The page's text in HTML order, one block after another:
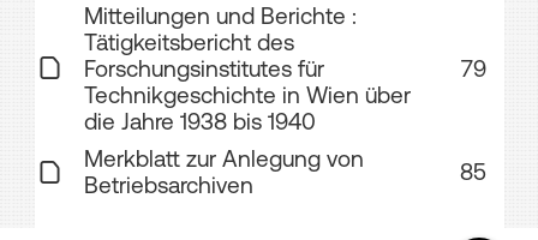
79
Mitteilungen und Berichte :
Tätigkeitsbericht des
Forschungsinstitutes für
Technikgeschichte in Wien über
die Jahre 1938 bis 1940
85
Merkblatt zur Anlegung von
Betriebsarchiven